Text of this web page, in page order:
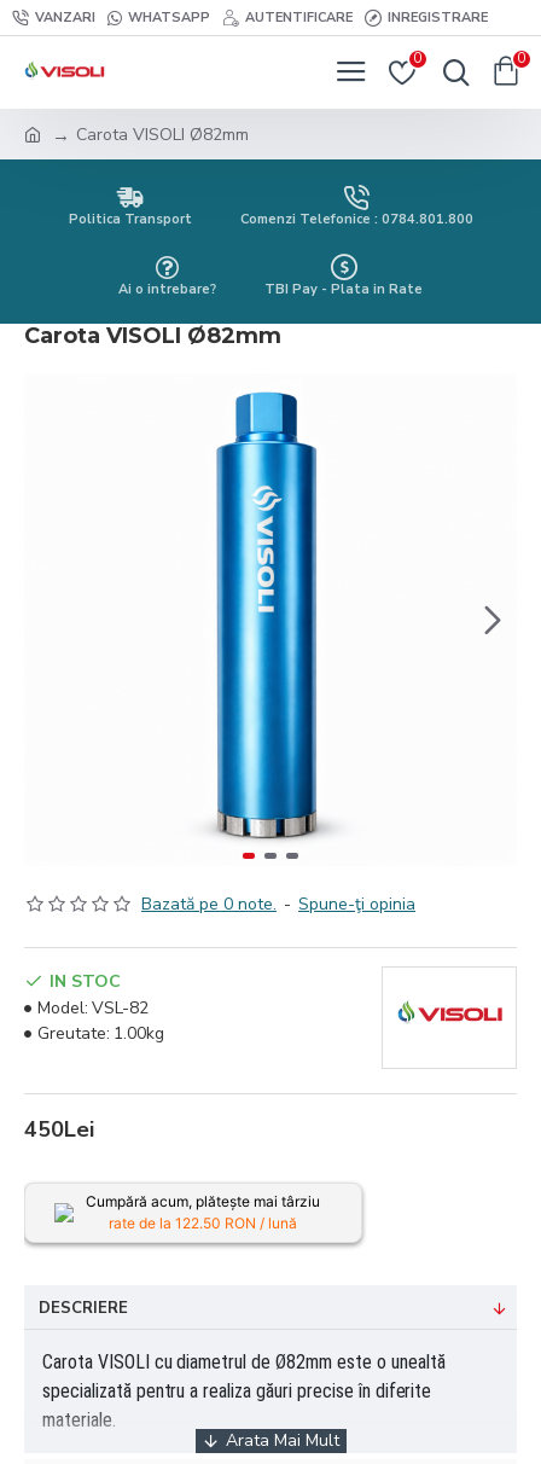
VANZARI WHATSAPP AUTENTIFICARE INREGISTRARE
0 0
Carota VISOLI Ø82mm
Politica Transport Comenzi Telefonice : 0784.801.800
Ai o intrebare? TBI Pay - Plata in Rate
Carota VISOLI Ø82mm
Bazată pe 0 note. - Spune-ţi opinia
450Lei
IN STOC
Model: VSL-82
Greutate: 1.00kg
Cumpără acum, plătește mai târziu
rate de la 122.50 RON / lună
DESCRIERE
Carota VISOLI cu diametrul de Ø82mm este o unealtă
specializată pentrua realiza găuri precise în diferite
materiale.